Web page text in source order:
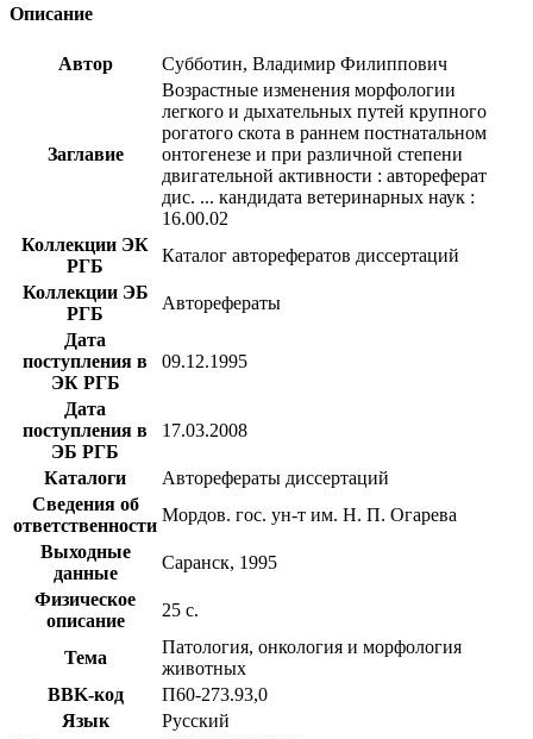
Описание
Автор Субботин, Владимир Филиппович
Заглавие
Возрастные изменения морфологии
легкого и дыхательных путей крупного
рогатого скота в раннем постнатальном
онтогенезе и при различной степени
двигательной активности : автореферат
дис. ... кандидата ветеринарных наук :
16.00.02
Коллекции ЭК
РГБ
Каталог авторефератов диссертаций
Коллекции ЭБ
РГБ
Авторефераты
Дата
поступления в
ЭК РГБ
09.12.1995
Дата
поступления в
ЭБ РГБ
17.03.2008
Каталоги
Авторефераты диссертаций
Сведения об
ответственности
Мордов. гос. ун-т им. Н. П. Огарева
Выходные
данные
Саранск, 1995
Физическое
описание
25 с.
Тема
Патология, онкология и морфология
животных
BBK-код
П60-273.93,0
Язык
Русский